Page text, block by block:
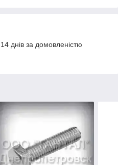
днів за домовленістю